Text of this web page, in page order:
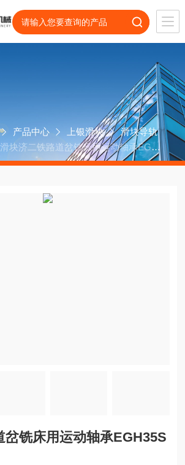
产品中心 上银滑块
滑块导轨
块济二铁路道岔铣床用运动轴承EGH
岔铣床用运动轴承EGH35S